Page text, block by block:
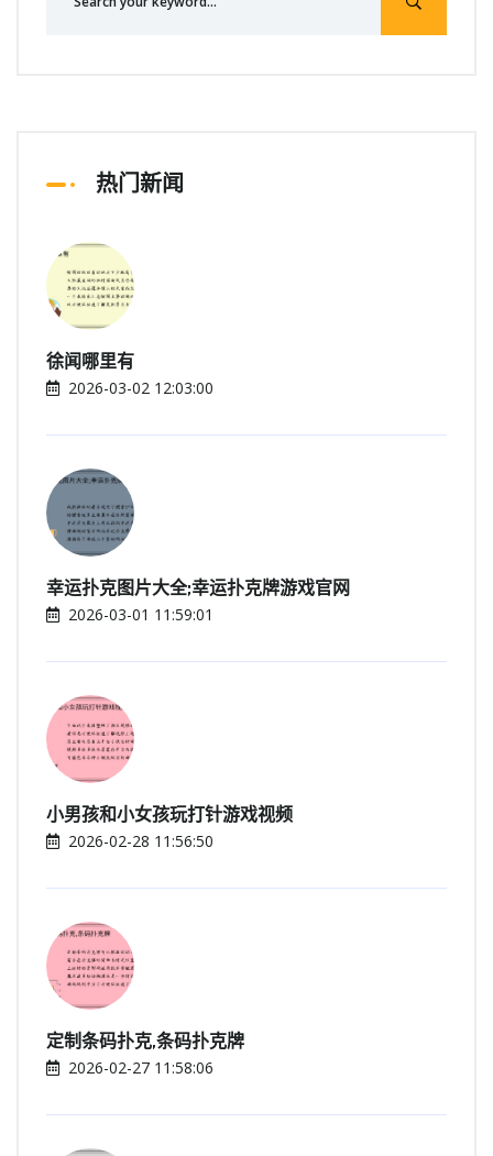
热门新闻
徐闻哪里有
2026-03-02 12:03:00
幸运扑克图片大全;幸运扑克牌游戏官网
2026-03-01 11:59:01
小男孩和小女孩玩打针游戏视频
2026-02-28 11:56:50
定制条码扑克,条码扑克牌
2026-02-27 11:58:06